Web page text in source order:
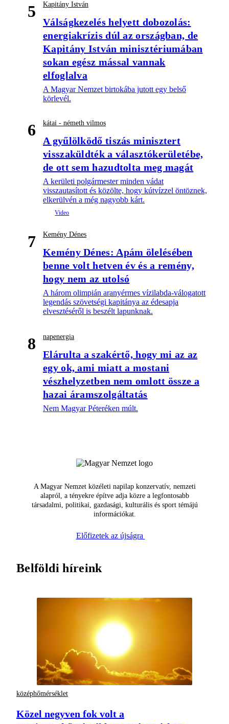
5 Kapitány István
Válságkezelés helyett dobozolás:
energiakrízis dúl az országban, de
Kapitány István minisztériumában
sokan egész mással vannak
elfoglalva
A Magyar Nemzet birtokába jutott egy belső
körlevél.
6 kátai - németh vilmos
A gyűlölködő tiszás minisztert
visszaküldték a választókerületébe,
de ott sem hazudtolta meg magát
A kerületi polgármester minden vádat
visszautasított és közölte, hogy kútvízzel öntöznek,
elkerülvén a még nagyobb kárt.
7 Kemény Dénes
Kemény Dénes: Apám ölelésében
benne volt hetven év és a remény,
hogy nem az utolsó
A három olimpián aranyérmes vízilabda-válogatott
legendás szövetségi kapitánya az édesapja
elvesztéséről is beszélt lapunknak.
8 napenergia
Elárulta a szakértő, hogy mi az az
egy ok, ami miatt a mostani
vészhelyzetben nem omlott össze a
hazai áramszolgáltatás
Nem Magyar Péteréken múlt.
A Magyar Nemzet közéleti napilap konzervatív, nemzeti
alapról, a tényekre építve adja közre a legfontosabb
társadalmi, politikai, gazdasági, kulturális és sport témájú
információkat.
Előfizetek az újságra
Belföldi híreink
középhőmérséklet
Közel negyven fok volt a